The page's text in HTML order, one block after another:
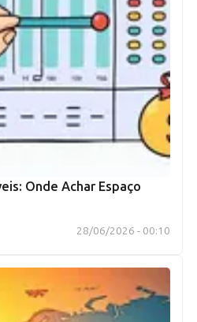
Onde Achar Espaço
28/06/2026 - 00:10